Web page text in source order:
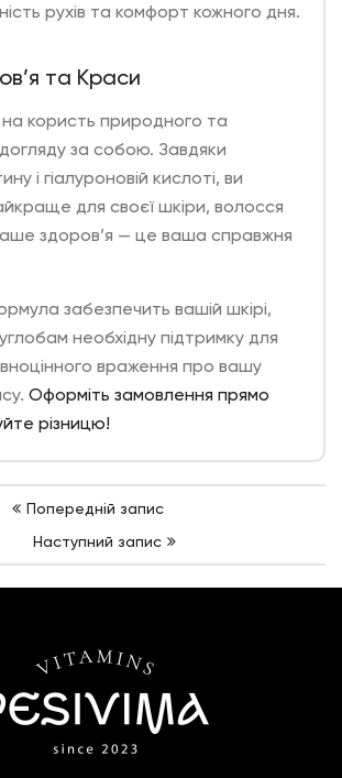
рухів та комфорт кожного дня.
та Краси
на користь природного та
за собою. Завдяки
і гіалуроновій кислоті, ви
для своєї шкіри, волосся
здоров’я — це ваша справжня
забезпечить вашій шкірі,
необхідну підтримку для
враження про вашу
Оформіть замовлення прямо
різницю!
Попереднiй запис
Наступний запис